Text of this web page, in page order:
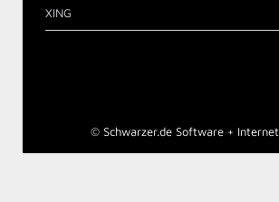
XING
© Schwarzer.de Software +